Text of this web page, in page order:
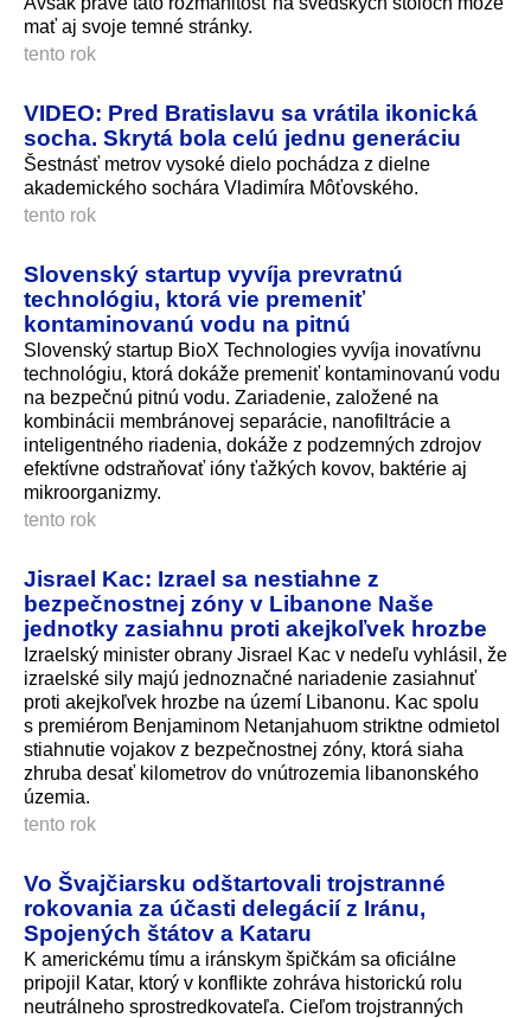
mať aj svoje temné stránky.
tento rok
VIDEO: Pred Bratislavu sa vrátila ikonická
socha. Skrytá bola celú jednu generáciu
Šestnásť metrov vysoké dielo pochádza z dielne
akademického sochára Vladimíra Môťovského.
tento rok
Slovenský startup vyvíja prevratnú
technológiu, ktorá vie premeniť
kontaminovanú vodu na pitnú
Slovenský startup BioX Technologies vyvíja inovatívnu
technológiu, ktorá dokáže premeniť kontaminovanú vodu
na bezpečnú pitnú vodu. Zariadenie, založené na
kombinácii membránovej separácie, nanofiltrácie a
inteligentného riadenia, dokáže z podzemných zdrojov
efektívne odstraňovať ióny ťažkých kovov, baktérie aj
mikroorganizmy.
tento rok
Jisrael Kac: Izrael sa nestiahne z
bezpečnostnej zóny v Libanone Naše
jednotky zasiahnu proti akejkoľvek hrozbe
Izraelský minister obrany Jisrael Kac v nedeľu vyhlásil, že
izraelské sily majú jednoznačné nariadenie zasiahnuť
proti akejkoľvek hrozbe na území Libanonu. Kac spolu
s premiérom Benjaminom Netanjahuom striktne odmietol
stiahnutie vojakov z bezpečnostnej zóny, ktorá siaha
zhruba desať kilometrov do vnútrozemia libanonského
územia.
tento rok
Vo Švajčiarsku odštartovali trojstranné
rokovania za účasti delegácií z Iránu,
Spojených štátov a Kataru
K americkému tímu a iránskym špičkám sa oficiálne
pripojil Katar, ktorý v konflikte zohráva historickú rolu
neutrálneho sprostredkovateľa. Cieľom trojstranných